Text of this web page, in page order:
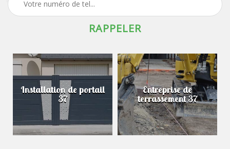
Installation de portail
37
Entreprise de
terrassement 37